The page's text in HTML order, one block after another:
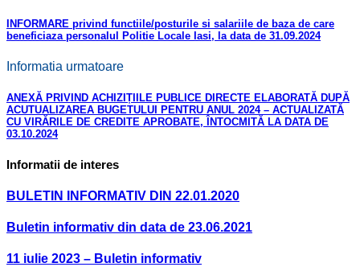
INFORMARE privind functiile/posturile si salariile de baza de care
beneficiaza personalul Politie Locale Iasi, la data de 31.09.2024
Informatia urmatoare
ANEXĂ PRIVIND ACHIZIȚIILE PUBLICE DIRECTE ELABORATĂ DUPĂ
ACUTUALIZAREA BUGETULUI PENTRU ANUL 2024 – ACTUALIZATĂ
CU VIRĂRILE DE CREDITE APROBATE, ÎNTOCMITĂ LA DATA DE
03.10.2024
Informatii de interes
BULETIN INFORMATIV DIN 22.01.2020
Buletin informativ din data de 23.06.2021
11 iulie 2023 – Buletin informativ